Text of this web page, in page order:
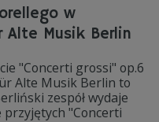
w
Musik Berlin
"Concerti grossi" op.6
Alte Musik Berlin to
zespół wydaje
"Concerti